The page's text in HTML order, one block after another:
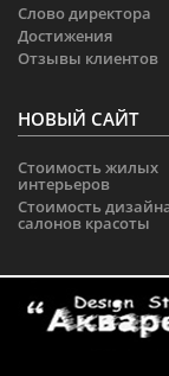
Слово директора
Достижения
Отзывы клиентов
НОВЫЙ САЙТ
Стоимость жилых
интерьеров
Стоимость
салонов красоты